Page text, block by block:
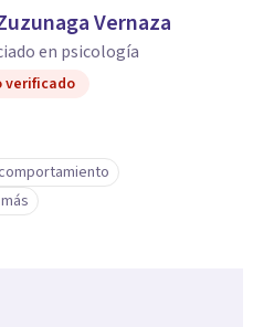
Vernaza
en psicología
verificado